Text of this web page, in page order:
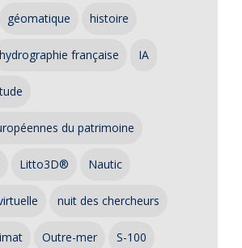
géomatique histoire
hydrographie française IA
du patrimoine
Litto3D® Nautic
nuit des chercheurs
Outre-mer S-100